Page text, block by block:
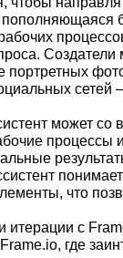
Создатели
сетей
может со
процессы
что
с
где